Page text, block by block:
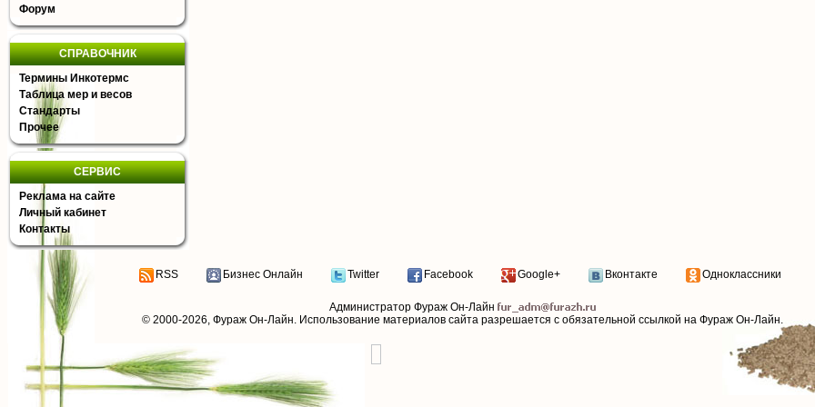
Форум
СПРАВОЧНИК
Термины Инкотермс
Таблица мер и весов
Стандарты
Прочее
СЕРВИС
Реклама на сайте
Личный кабинет
Контакты
RSS Бизнес Онлайн Twitter Facebook Google+ Вконтакте Одноклассники
Администратор Фураж Он-Лайн
© 2000-2026, Фураж Он-Лайн. Использование материалов сайта разрешается с обязательной ссылкой на Фураж Он-Лайн.